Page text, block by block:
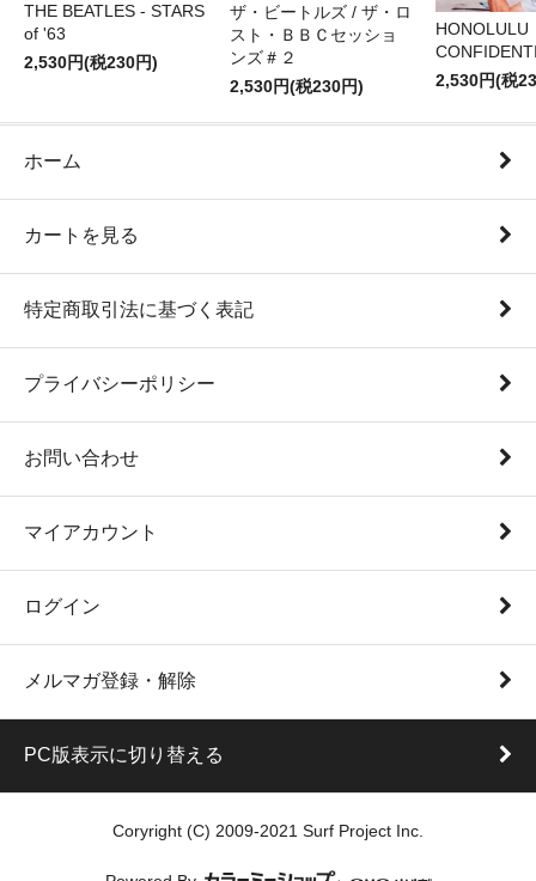
THE BEATLES - STARS
of '63
2,530円(税230円)
ザ・ビートルズ / ザ・ロ
スト・ＢＢＣセッショ
ンズ＃２
2,530円(税230円)
HONOLULU
2,530円(税
ホーム
カートを見る
特定商取引法に基づく表記
プライバシーポリシー
お問い合わせ
マイアカウント
ログイン
メルマガ登録・解除
PC版表示に切り替える
Coryright (C) 2009-2021 Surf Project Inc.